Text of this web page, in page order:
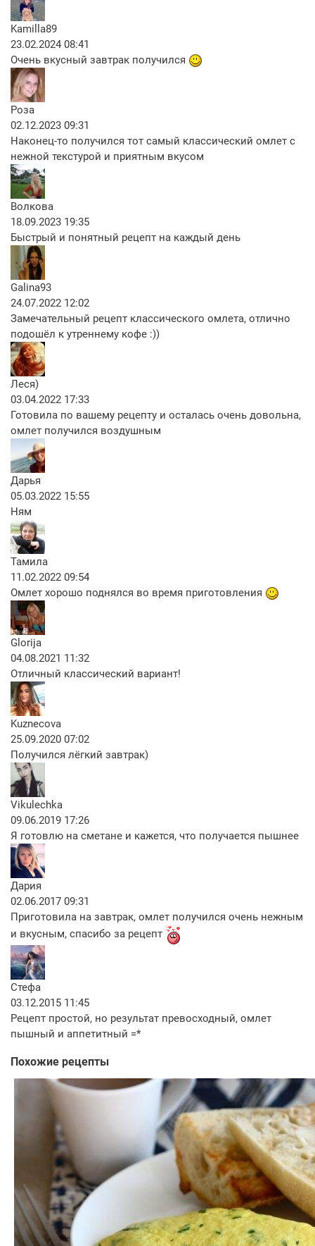
Kamilla89
23.02.2024 08:41
Очень вкусный завтрак получился
Роза
02.12.2023 09:31
Наконец-то получился тот самый классический омлет с
нежной текстурой и приятным вкусом
Волкова
18.09.2023 19:35
Быстрый и понятный рецепт на каждый день
Galina93
24.07.2022 12:02
Замечательный рецепт классического омлета, отлично
подошёл к утреннему кофе :))
Леся)
03.04.2022 17:33
Готовила по вашему рецепту и осталась очень довольна,
омлет получился воздушным
Дарья
05.03.2022 15:55
Ням
Тамила
11.02.2022 09:54
Омлет хорошо поднялся во время приготовления
Glorija
04.08.2021 11:32
Отличный классический вариант!
Kuznecova
25.09.2020 07:02
Получился лёгкий завтрак)
Vikulechka
09.06.2019 17:26
Я готовлю на сметане и кажется, что получается пышнее
Дария
02.06.2017 09:31
Приготовила на завтрак, омлет получился очень нежным
и вкусным, спасибо за рецепт
Стефа
03.12.2015 11:45
Рецепт простой, но результат превосходный, омлет
пышный и аппетитный =*
Похожие рецепты